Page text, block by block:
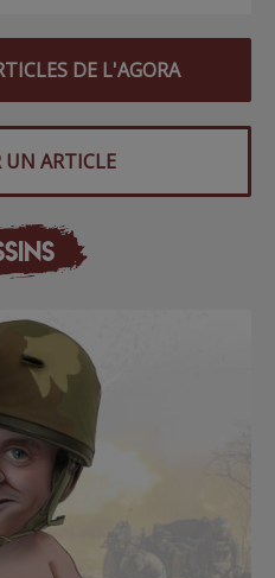
DE L'AGORA
UN ARTICLE